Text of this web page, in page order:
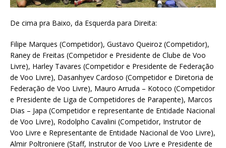
De cima pra Baixo, da Esquerda para Direita:
Filipe Marques (Competidor), Gustavo Queiroz (Competidor),
Raney de Freitas (Competidor e Presidente de Clube de Voo
Livre), Harley Tavares (Competidor e Presidente de Federação
de Voo Livre), Dasanhyev Cardoso (Competidor e Diretoria de
Federação de Voo Livre), Mauro Arruda – Kotoco (Competidor
e Presidente de Liga de Competidores de Parapente), Marcos
Dias – Japa (Competidor e representante de Entidade Nacional
de Voo Livre), Rodolpho Cavalini (Competidor, Instrutor de
Voo Livre e Representante de Entidade Nacional de Voo Livre),
Almir Poltroniere (Staff, Instrutor de Voo Livre e Presidente de